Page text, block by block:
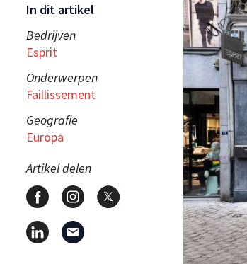
In dit artikel
Bedrijven
Esprit
Onderwerpen
Faillissement
Geografie
Europa
Artikel delen